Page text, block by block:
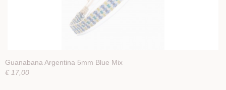
Guanabana Argentina 5mm Blue Mix
€ 17,00